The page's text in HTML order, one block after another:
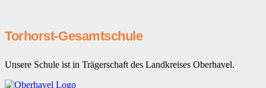
Torhorst-Gesamtschule
Unsere Schule ist in Trägerschaft des Landkreises Oberhavel.